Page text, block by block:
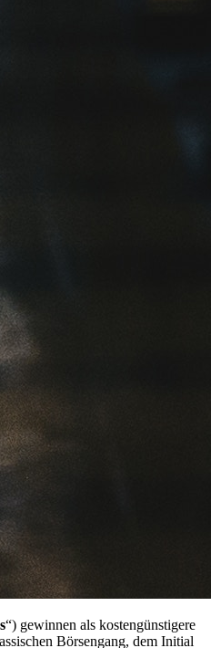
“) gewinnen als kostengünstigere
Börsengang, dem Initial